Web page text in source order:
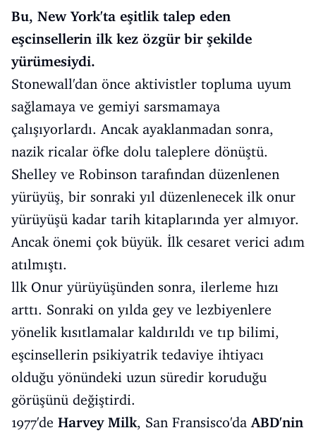
Bu, New York'ta eşitlik talep eden
eşcinsellerin ilk kez özgür bir şekilde
yürümesiydi.
Stonewall'dan önce aktivistler topluma uyum
sağlamaya ve gemiyi sarsmamaya
çalışıyorlardı. Ancak ayaklanmadan sonra,
nazik ricalar öfke dolu taleplere dönüştü.
Shelley ve Robinson tarafından düzenlenen
yürüyüş, bir sonraki yıl düzenlenecek ilk onur
yürüyüşü kadar tarih kitaplarında yer almıyor.
Ancak önemi çok büyük. İlk cesaret verici adım
atılmıştı.
llk Onur yürüyüşünden sonra, ilerleme hızı
arttı. Sonraki on yılda gey ve lezbiyenlere
yönelik kısıtlamalar kaldırıldı ve tıp bilimi,
eşcinsellerin psikiyatrik tedaviye ihtiyacı
olduğu yönündeki uzun süredir koruduğu
görüşünü değiştirdi.
1977'de Harvey Milk, San Fransisco'daABD'nin